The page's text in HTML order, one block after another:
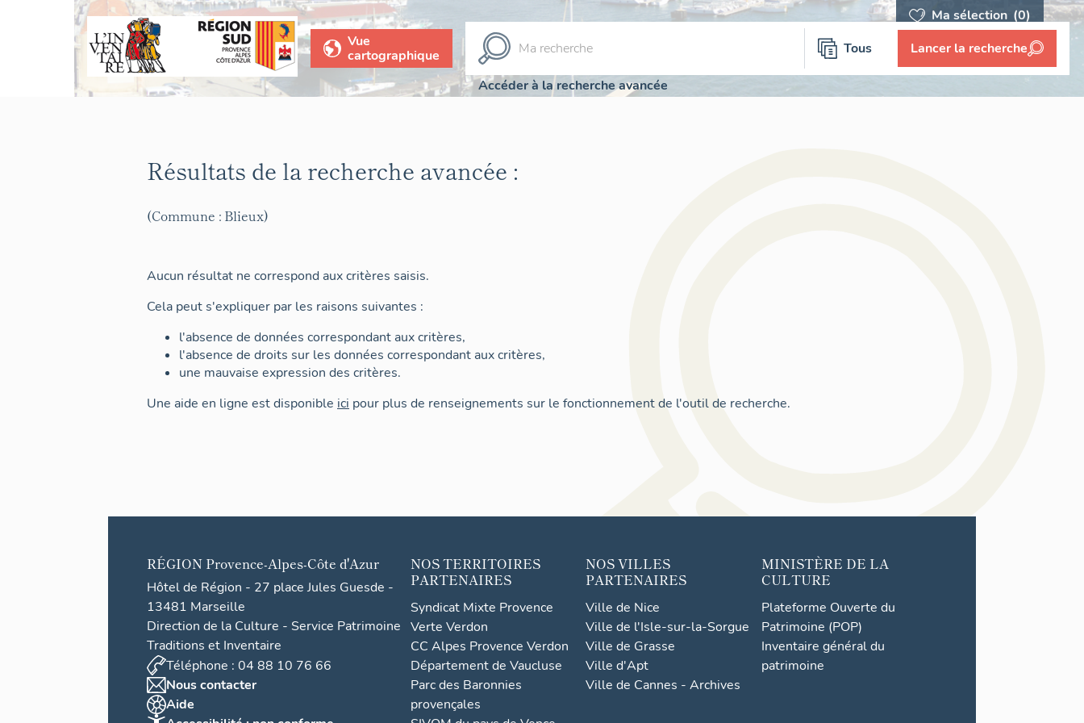
Ma sélection (0)
Vue
cartographique
Tous Lancer la recherche
Accéder à la recherche avancée
Résultats de la recherche avancée :
(Commune : Blieux)
Aucun résultat ne correspond aux critères saisis.
Cela peut s'expliquer par les raisons suivantes :
l'absence de données correspondant aux critères,
l'absence de droits sur les données correspondant aux critères,
une mauvaise expression des critères.
Une aide en ligne est disponible ici pour plus de renseignements sur le fonctionnement de l'outil de recherche.
RÉGION Provence-Alpes-Côte d'Azur
Hôtel de Région - 27 place Jules Guesde -
13481 Marseille
Direction de la Culture - Service Patrimoine
Traditions et Inventaire
Téléphone : 04 88 10 76 66
Nous contacter
Aide
NOS TERRITOIRES
PARTENAIRES
Syndicat Mixte Provence
Verte Verdon
CC Alpes Provence Verdon
Département de Vaucluse
Parc des Baronnies
provençales
NOS VILLES
PARTENAIRES
Ville de Nice
Ville de l'Isle-sur-la-Sorgue
Ville de Grasse
Ville d'Apt
Ville de Cannes - Archives
MINISTÈRE DE LA
CULTURE
Plateforme Ouverte du
Patrimoine (POP)
Inventaire général du
patrimoine